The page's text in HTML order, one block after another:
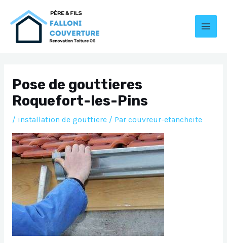
Pose de gouttieres
Roquefort-les-Pins
/ installation de gouttiere/ Par couvreur-etancheite